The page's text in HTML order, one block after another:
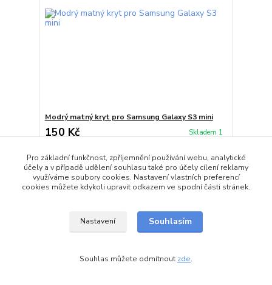
Modrý matný kryt pro Samsung Galaxy S3 mini
150 Kč Skladem 1
Přidat do košíku
Pro základní funkčnost, zpříjemnění používání webu, analytické
účely a v případě udělení souhlasu také pro účely cílení reklamy
využíváme soubory cookies. Nastavení vlastních preferencí
cookies můžete kdykoli upravit odkazem ve spodní části stránek.
Nastavení Souhlasím
Souhlas můžete odmítnout zde.